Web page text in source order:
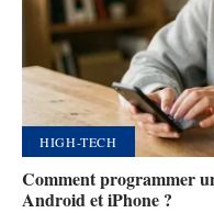
HIGH-TECH
Comment programmer
Android et iPhone ?